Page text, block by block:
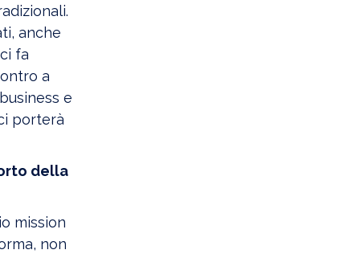
anche
fa
a
e
porterà
della
mission
non